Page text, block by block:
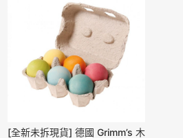
[全新未拆現貨] 德國 Grimm’s 木